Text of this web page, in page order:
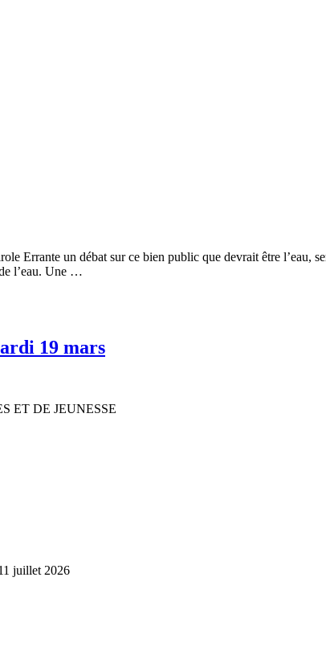
Errante un débat sur ce bien public que devrait être l’eau,
l’eau. Une …
19 mars
ET DE JEUNESSE
juillet 2026